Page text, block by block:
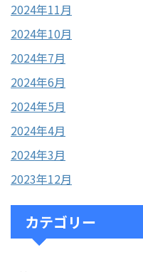
2024年11月
2024年10月
2024年7月
2024年6月
2024年5月
2024年4月
2024年3月
2023年12月
カテゴリー